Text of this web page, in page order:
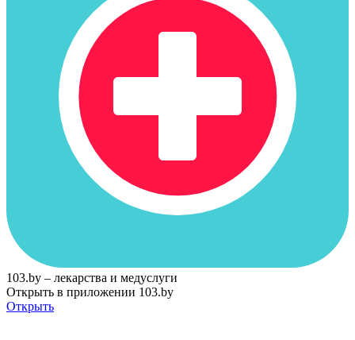
103.by – лекарства и медуслуги
Открыть в приложении 103.by
Открыть